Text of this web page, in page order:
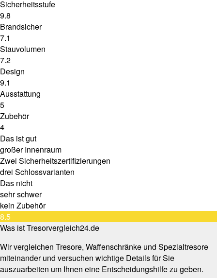
Sicherheitsstufe
9.8
Brandsicher
7.1
Stauvolumen
7.2
Design
9.1
Ausstattung
5
Zubehör
4
Das ist gut
großer Innenraum
Zwei Sicherheitszertifizierungen
drei Schlossvarianten
Das nicht
sehr schwer
kein Zubehör
8.5
Was ist Tresorvergleich24.de
Wir vergleichen Tresore, Waffenschränke und Spezialtresore
miteinander und versuchen wichtige Details für Sie
auszuarbeiten um Ihnen eine Entscheidungshilfe zu geben.